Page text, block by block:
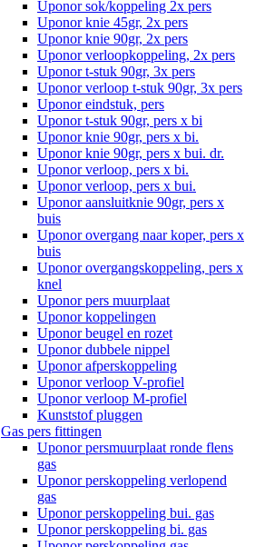
Uponor sok/koppeling 2x pers
Uponor knie 45gr, 2x pers
Uponor knie 90gr, 2x pers
Uponor verloopkoppeling, 2x pers
Uponor t-stuk 90gr, 3x pers
Uponor verloop t-stuk 90gr, 3x pers
Uponor eindstuk, pers
Uponor t-stuk 90gr, pers x bi
Uponor knie 90gr, pers x bi.
Uponor knie 90gr, pers x bui. dr.
Uponor verloop, pers x bi.
Uponor verloop, pers x bui.
Uponor aansluitknie 90gr, pers x
buis
Uponor overgang naar koper, pers x
buis
Uponor overgangskoppeling, pers x
knel
Uponor pers muurplaat
Uponor koppelingen
Uponor beugel en rozet
Uponor dubbele nippel
Uponor afperskoppeling
Uponor verloop V-profiel
Uponor verloop M-profiel
Kunststof pluggen
Gas pers fittingen
Uponor persmuurplaat ronde flens
gas
Uponor perskoppeling verlopend
gas
Uponor perskoppeling bui. gas
Uponor perskoppeling bi. gas